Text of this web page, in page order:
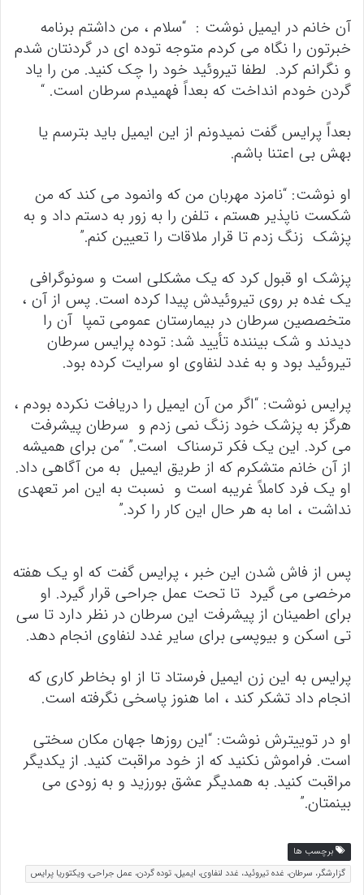
آن خانم در ایمیل نوشت : “سلام ، من داشتم برنامه
خبرتون را نگاه می کردم متوجه توده ای در گردنتان شدم
و نگرانم کرد. لطفا تیروئید خود را چک کنید. من را یاد
گردن خودم انداخت که بعداً فهمیدم سرطان است. “
بعداً پرایس گفت نمیدونم از این ایمیل باید بترسم یا
بهش بی اعتنا باشم.
او نوشت: “نامزد مهربان من که وانمود می کند که من
شکست ناپذیر هستم ، تلفن را به زور به دستم داد و به
پزشک زنگ زدم تا قرار ملاقات را تعیین کنم.”
پزشک او قبول کرد که یک مشکلی است و سونوگرافی
یک غده بر روی تیروئیدش پیدا کرده است. پس از آن ،
متخصصین سرطان در بیمارستان عمومی تمپا آن را
دیدند و شک بیننده تأیید شد: توده پرایس سرطان
تیروئید بود و به غدد لنفاوی او سرایت کرده بود.
پرایس نوشت: “اگر من آن ایمیل را دریافت نکرده بودم ،
هرگز به پزشک خود زنگ نمی زدم و سرطان پیشرفت
می کرد. این یک فکر ترسناک است.” “من برای همیشه
از آن خانم متشکرم که از طریق ایمیل به من آگاهی داد.
او یک فرد کاملاً غریبه است و نسبت به این امر تعهدی
نداشت ، اما به هر حال این کار را کرد.”
پس از فاش شدن این خبر ، پرایس گفت که او یک هفته
مرخصی می گیرد تا تحت عمل جراحی قرار گیرد. او
برای اطمینان از پیشرفت این سرطان در نظر دارد تا سی
تی اسکن و بیوپسی برای سایر غدد لنفاوی انجام دهد.
پرایس به این زن ایمیل فرستاد تا از او بخاطر کاری که
انجام داد تشکر کند ، اما هنوز پاسخی نگرفته است.
او در توییترش نوشت: “این روزها جهان مکان سختی
است. فراموش نکنید که از خود مراقبت کنید. از یکدیگر
مراقبت کنید. به همدیگر عشق بورزید و به زودی می
بینمتان.”
برچسب ها
گزارشگر، سرطان، غده تیروئید، غدد لنفاوی، ایمیل، توده گردن، عمل جراحی، ویکتوریا پرایس